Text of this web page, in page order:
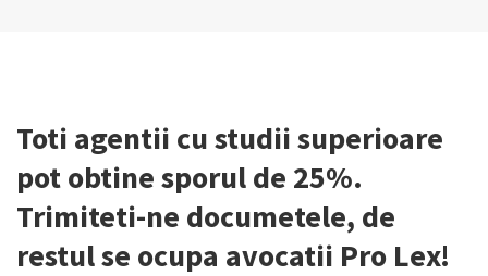
Toti agentii cu studii superioare
pot obtine sporul de 25%.
Trimiteti-ne documetele, de
restul se ocupa avocatii Pro Lex!